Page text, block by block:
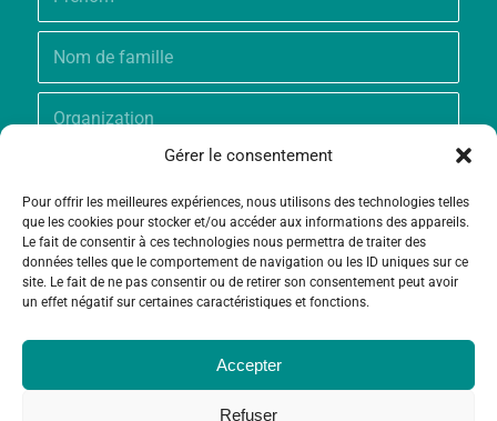
Gérer le consentement
Pour offrir les meilleures expériences, nous utilisons des technologies telles
que les cookies pour stocker et/ou accéder aux informations des appareils.
Le fait de consentir à ces technologies nous permettra de traiter des
données telles que le comportement de navigation ou les ID uniques sur ce
site. Le fait de ne pas consentir ou de retirer son consentement peut avoir
un effet négatif sur certaines caractéristiques et fonctions.
Accepter
Refuser